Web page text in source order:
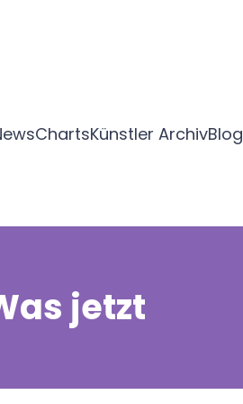
ChartsKünstler ArchivBlog
jetzt